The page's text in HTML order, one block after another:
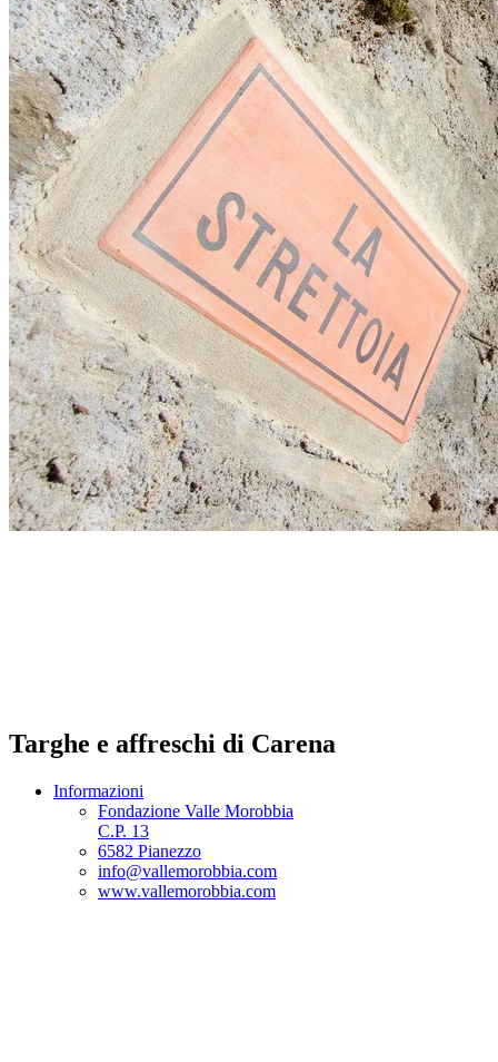
Targhe e affreschi di Carena
Informazioni
Fondazione Valle Morobbia
C.P. 13
6582 Pianezzo
info@vallemorobbia.com
www.vallemorobbia.com